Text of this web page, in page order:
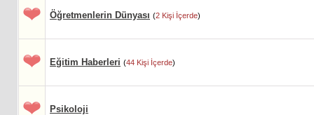
Öğretmenlerin Dünyası (2 Kişi İçerde)
Eğitim Haberleri (44 Kişi İçerde)
Psikoloji